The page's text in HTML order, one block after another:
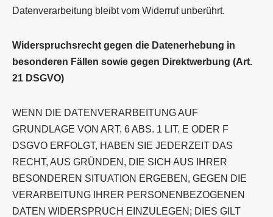
Datenverarbeitung bleibt vom Widerruf unberührt.
Widerspruchsrecht gegen die Datenerhebung in
besonderen Fällen sowie gegen Direktwerbung (Art.
21 DSGVO)
WENN DIE DATENVERARBEITUNG AUF
GRUNDLAGE VON ART. 6 ABS. 1 LIT. E ODER F
DSGVO ERFOLGT, HABEN SIE JEDERZEIT DAS
RECHT, AUS GRÜNDEN, DIE SICH AUS IHRER
BESONDEREN SITUATION ERGEBEN, GEGEN DIE
VERARBEITUNG IHRER PERSONENBEZOGENEN
DATEN WIDERSPRUCH EINZULEGEN; DIES GILT